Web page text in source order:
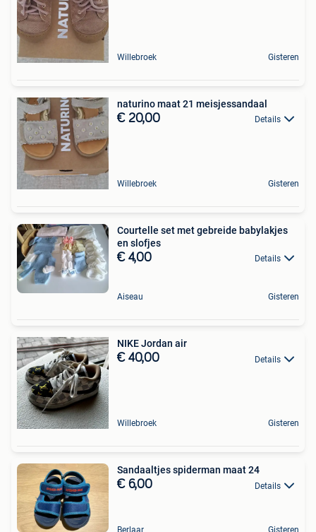
Willebroek Gisteren
naturino maat 21 meisjessandaal
€ 20,00 Details
Willebroek Gisteren
Courtelle set met gebreide babylakjes
en slofjes
€ 4,00 Details
Aiseau Gisteren
NIKE Jordan air
€ 40,00 Details
Willebroek Gisteren
Sandaaltjes spiderman maat 24
€ 6,00 Details
Berlaar Gisteren